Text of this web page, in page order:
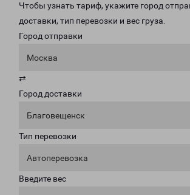
Чтобы узнать тариф, укажите город
доставки, тип перевозки и вес груза.
Город отправки
Москва
⇄
Город доставки
Благовещенск
Тип перевозки
Автоперевозка
Введите вес